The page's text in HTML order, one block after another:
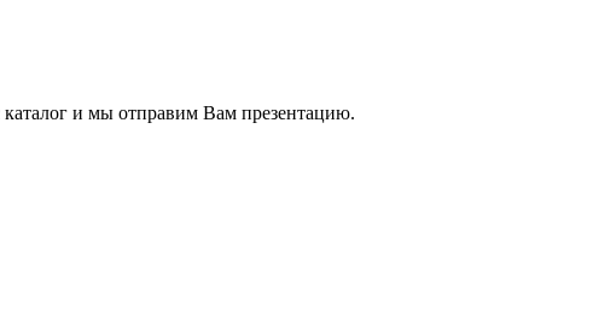
и мы отправим Вам презентацию.